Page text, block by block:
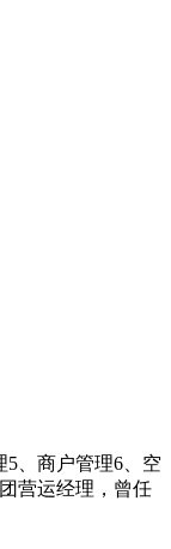
、商户管理6、空
营运经理，曾任